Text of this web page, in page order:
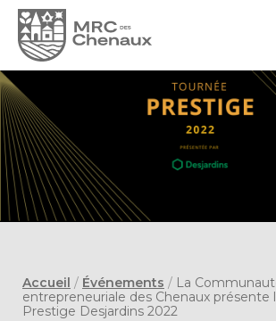
Accueil / Événements / La
entrepreneuriale des Chenaux présente
Prestige Desjardins 2022